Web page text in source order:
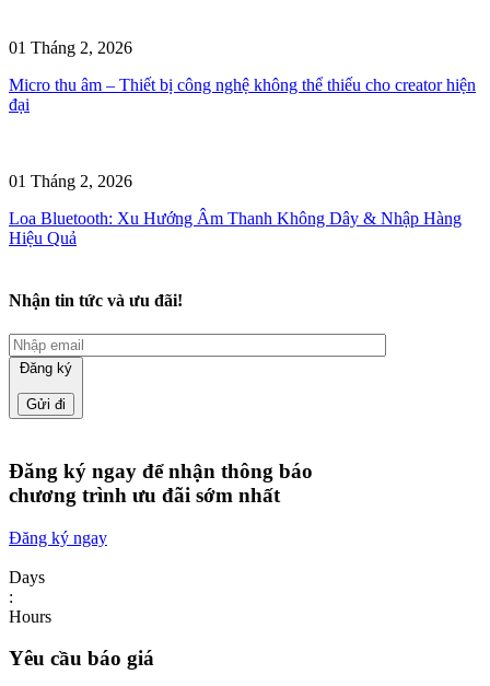
01 Tháng 2, 2026
Micro thu âm – Thiết bị công nghệ không thể thiếu cho creator hiện
đại
01 Tháng 2, 2026
Loa Bluetooth: Xu Hướng Âm Thanh Không Dây & Nhập Hàng
Hiệu Quả
Nhận tin tức và ưu đãi!
Đăng ký
Đăng ký ngay để nhận thông báo
chương trình ưu đãi sớm nhất
Đăng ký ngay
Days
:
Hours
Yêu cầu báo giá